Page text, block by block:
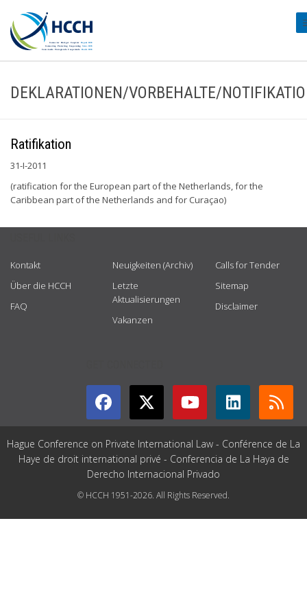
DEKLARATIONEN/VORBEHALTE/
Ratifikation
31-I-2011
(ratification for the European part of the Netherlands, for the
Caribbean part of the Netherlands and for Curaçao)
Kontakt
Über die HCCH
FAQ
Neuigkeiten (Archiv)
Letzte
Aktualisierungen
Vakanzen
Calls for Tender
Sitemap
Disclaimer
Hague Conference on Private International Law - Conférence de La
Haye de droit international privé - Conferencia de La Haya de
Derecho Internacional Privado
© HCCH 1951-2026. All Rights Reserved.